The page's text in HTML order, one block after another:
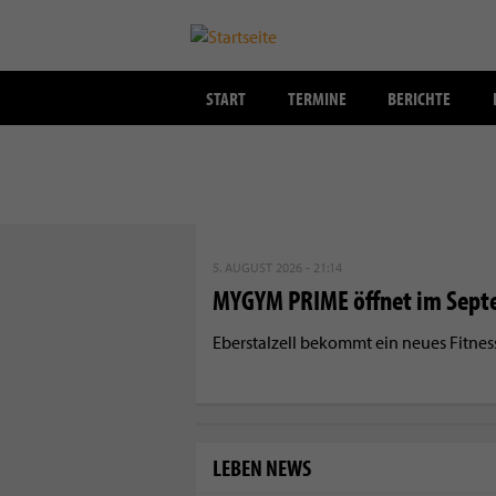
START TERMINE BERICHTE
5. AUGUST 2026 - 21:14
MYGYM PRIME öffnet im
Eberstalzell bekommt ein neues
LEBEN NEWS